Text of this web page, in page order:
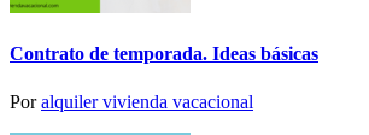
Contrato de temporada. Ideas básicas
Poralquiler vivienda vacacional